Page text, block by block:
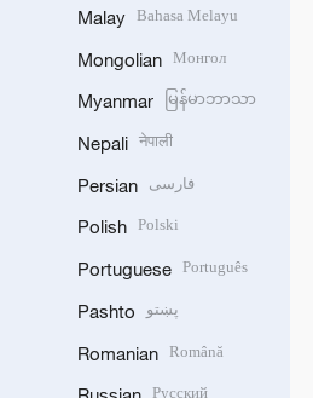
Malay Bahasa Melayu
Mongolian Монгол
Myanmar မြန်မာဘာသာ
Nepali नेपाली
Persian فارسی
Polish Polski
Portuguese Português
Pashto پښتو
Romanian Română